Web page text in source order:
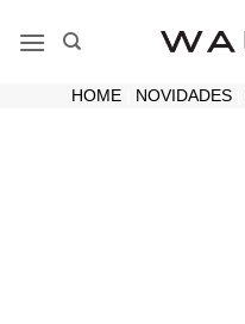
HOME| NOVIDADES|